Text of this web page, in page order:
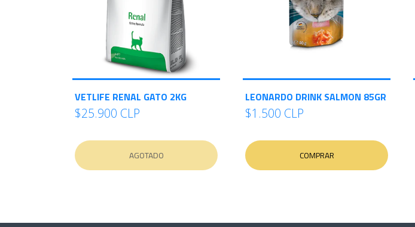
VETLIFE RENAL GATO 2KG
$25.900 CLP
AGOTADO
LEONARDO DRINK SALMON 85GR
$1.500 CLP
COMPRAR